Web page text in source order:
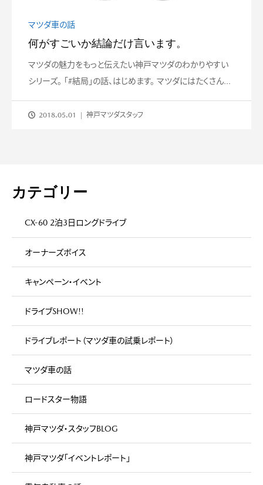
マツダ車の話
何がすごいか結論だけ言います。
マツダの魅力をもっと伝えたい神戸マツダのわかりやすい
シリーズ。 「#結局」の話、はじめます。 マツダにはたくさん...
2018.05.01 神戸マツダスタッフ
カテゴリー
CX-60 2泊3日ロングドライブ
オーナーズボイス
キャンペーン・イベント
ドライブSHOW!!
ドライブレポート（マツダ車の試乗レポート）
マツダ車の話
ロードスター物語
神戸マツダ・スタッフBLOG
神戸マツダ「イベントレポート」